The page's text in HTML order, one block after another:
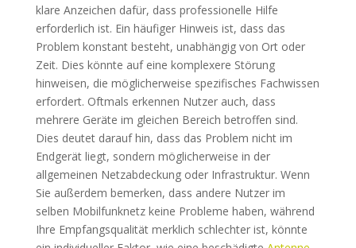
klare Anzeichen dafür, dass professionelle Hilfe
erforderlich ist. Ein häufiger Hinweis ist, dass das
Problem konstant besteht, unabhängig von Ort oder
Zeit. Dies könnte auf eine komplexere Störung
hinweisen, die möglicherweise spezifisches Fachwissen
erfordert. Oftmals erkennen Nutzer auch, dass
mehrere Geräte im gleichen Bereich betroffen sind.
Dies deutet darauf hin, dass das Problem nicht im
Endgerät liegt, sondern möglicherweise in der
allgemeinen Netzabdeckung oder Infrastruktur. Wenn
Sie außerdem bemerken, dass andere Nutzer im
selben Mobilfunknetz keine Probleme haben, während
Ihre Empfangsqualität merklich schlechter ist, könnte